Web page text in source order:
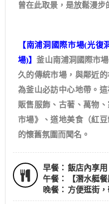
曾在此取景，是放鬆漫步
【南浦洞國際市場(光
場)】釜山南浦洞國際市
久的傳統市場，與鄰近
為釜山必訪中心地帶。
販售服飾、古著、萬物
市場》、道地美食（紅
的懷舊氛圍而聞名。
早餐： 飯店內享用
午餐：
【潛水艇
晚餐： 方便逛街